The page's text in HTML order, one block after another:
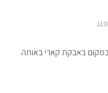
באבקת קארי באותה